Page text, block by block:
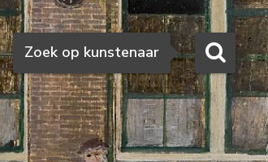
Zoeken
Zoek op kunstenaar